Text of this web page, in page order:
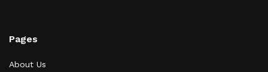
Pages
About Us